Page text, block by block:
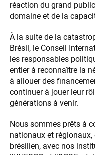
réaction du grand
domaine et de la
À la suite de la
Brésil, le Conseil
les responsables
entier à reconnaître la
à allouer des
continuer à jouer leur
générations à venir.
Nous sommes prêts à
nationaux et
brésilien, avec nos